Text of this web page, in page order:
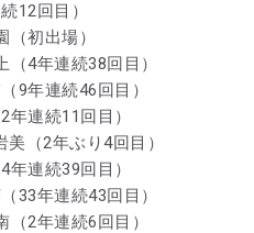
12回目）
初出場）
4年連続38回目）
9年連続46回目）
連続11回目）
（2年ぶり4回目）
連続39回目）
33年連続43回目）
2年連続6回目）